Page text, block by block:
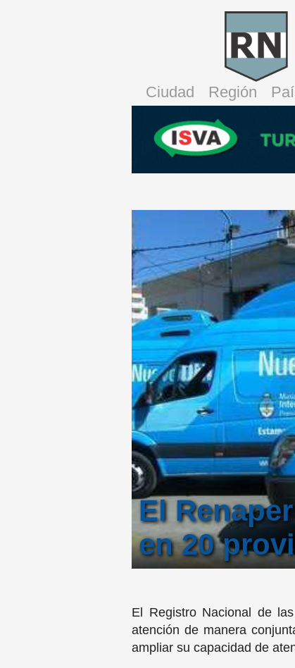
Ciudad Región
El
en 20
El Registro Nacional de
atención de manera
ampliar su capacidad de